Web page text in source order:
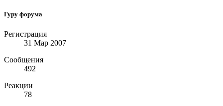
Гуру форума
Регистрация
31 Мар 2007
Сообщения
492
Реакции
78